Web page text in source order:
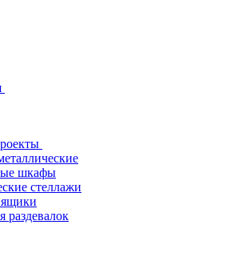
шкафы
стеллажи